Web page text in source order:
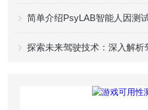
简单介绍PsyLAB智能人因测